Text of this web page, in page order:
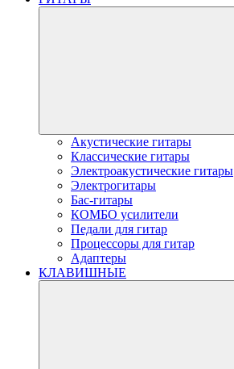
Акустические гитары
Классические гитары
Электроакустические гитары
Электрогитары
Бас-гитары
КОМБО усилители
Педали для гитар
Процессоры для гитар
Адаптеры
КЛАВИШНЫЕ